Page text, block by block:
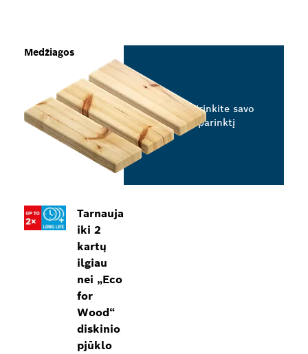
Tarnauja
iki 2
kartų
ilgiau
nei „Eco
for
Wood“
diskinio
pjūklo
Medžiagos
Pasirinkite savo
parinktį